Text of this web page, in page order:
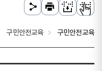
구민안전교육 구민안전교육